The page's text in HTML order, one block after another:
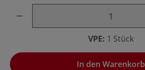
VPE: 1 Stück
In den Warenkorb